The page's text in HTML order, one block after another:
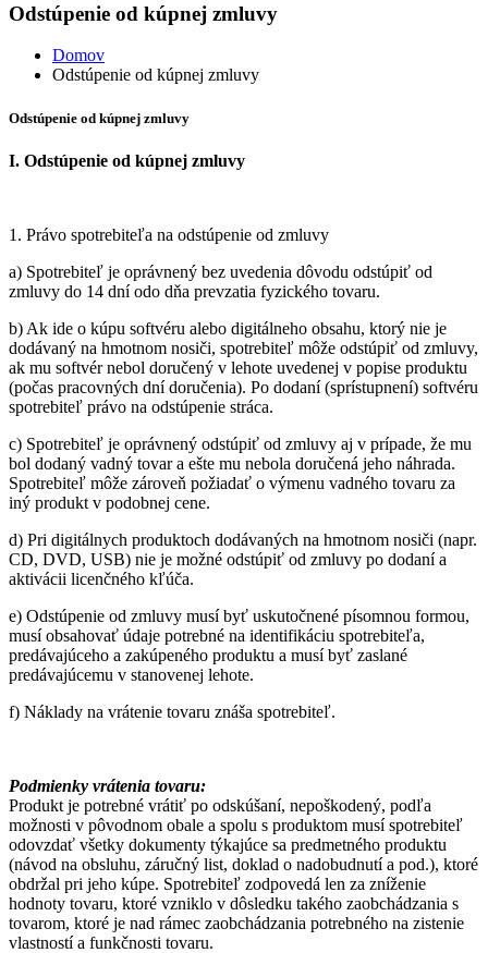
Odstúpenie od kúpnej zmluvy
Domov
Odstúpenie od kúpnej zmluvy
Odstúpenie od kúpnej zmluvy
I. Odstúpenie od kúpnej zmluvy
1. Právo spotrebiteľa na odstúpenie od zmluvy
a) Spotrebiteľ je oprávnený bez uvedenia dôvodu odstúpiť od
zmluvy do 14 dní odo dňa prevzatia fyzického tovaru.
b) Ak ide o kúpu softvéru alebo digitálneho obsahu, ktorý nie je
dodávaný na hmotnom nosiči, spotrebiteľ môže odstúpiť od zmluvy,
ak mu softvér nebol doručený v lehote uvedenej v popise produktu
(počas pracovných dní doručenia). Po dodaní (sprístupnení) softvéru
spotrebiteľ právo na odstúpenie stráca.
c) Spotrebiteľ je oprávnený odstúpiť od zmluvy aj v prípade, že mu
bol dodaný vadný tovar a ešte mu nebola doručená jeho náhrada.
Spotrebiteľ môže zároveň požiadať o výmenu vadného tovaru za
iný produkt v podobnej cene.
d) Pri digitálnych produktoch dodávaných na hmotnom nosiči (napr.
CD, DVD, USB) nie je možné odstúpiť od zmluvy po dodaní a
aktivácii licenčného kľúča.
e) Odstúpenie od zmluvy musí byť uskutočnené písomnou formou,
musí obsahovať údaje potrebné na identifikáciu spotrebiteľa,
predávajúceho a zakúpeného produktu a musí byť zaslané
predávajúcemu v stanovenej lehote.
f) Náklady na vrátenie tovaru znáša spotrebiteľ.
Podmienky vrátenia tovaru:
Produkt je potrebné vrátiť po odskúšaní, nepoškodený, podľa
možnosti v pôvodnom obale a spolu s produktom musí spotrebiteľ
odovzdať všetky dokumenty týkajúce sa predmetného produktu
(návod na obsluhu, záručný list, doklad o nadobudnutí a pod.), ktoré
obdržal pri jeho kúpe. Spotrebiteľ zodpovedá len za zníženie
hodnoty tovaru, ktoré vzniklo v dôsledku takého zaobchádzania s
tovarom, ktoré je nad rámec zaobchádzania potrebného na zistenie
vlastností a funkčnosti tovaru.